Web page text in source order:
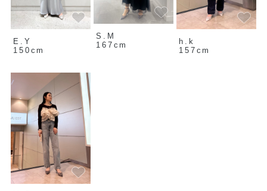
E.Y
150cm
S.M
167cm
h.k
157cm